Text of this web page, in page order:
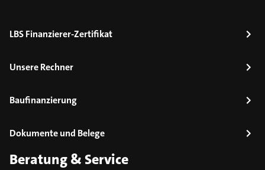
LBS Finanzierer-Zertifikat
Unsere Rechner
Baufinanzierung
Dokumente und Belege
Beratung & Service